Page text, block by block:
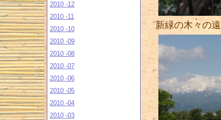
2010 -12
2010 -11
2010 -10
2010 -09
2010 -08
2010 -07
2010 -06
2010 -05
2010 -04
2010 -03
新緑の木々の